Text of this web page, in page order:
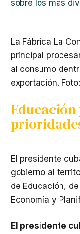
sobre los más
La Fábrica La
principal
al consumo
exportación.
El presidente
gobierno al
de Educación,
Economía y
El presidente